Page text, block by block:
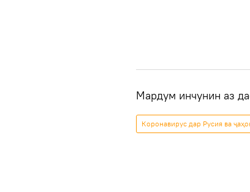
Мардум инчунин аз
Коронавирус дар Русия ва